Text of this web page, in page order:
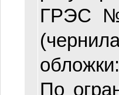
ГРЭС №
По